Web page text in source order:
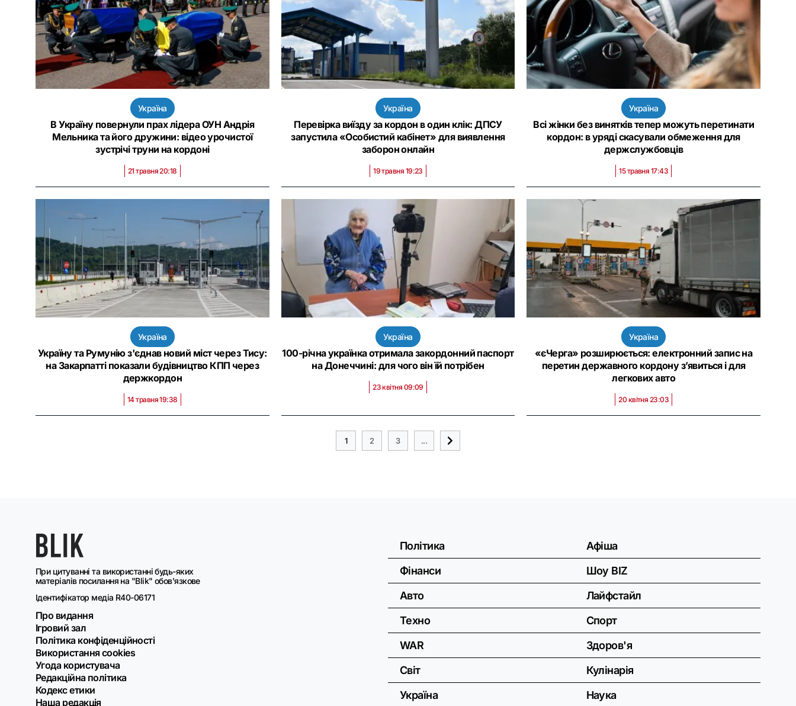
Україна
В Україну повернули прах лідера ОУН Андрія
Мельника та його дружини: відео урочистої
зустрічі труни на кордоні
21 травня 20:18
Україна
Перевірка виїзду за кордон в один клік: ДПСУ
запустила «Особистий кабінет» для виявлення
заборон онлайн
19 травня 19:23
Україна
Всі жінки без винятків тепер можуть перетинати
кордон: в уряді скасували обмеження для
держслужбовців
15 травня 17:43
Україна
Україну та Румунію з'єднав новий міст через Тису:
на Закарпатті показали будівництво КПП через
держкордон
14 травня 19:38
Україна
100-річна українка отримала закордонний паспорт
на Донеччині: для чого він їй потрібен
23 квітня 09:09
Україна
«єЧерга» розширюється: електронний запис на
перетин державного кордону з’явиться і для
легкових авто
20 квітня 23:03
1 2 3 ...
При цитуванні та використанні будь-яких
матеріалів посилання на "Blik" обов'язкове
Ідентифікатор медіа R40-06171
Про видання
Ігровий зал
Політика конфіденційності
Використання cookies
Угода користувача
Редакційна політика
Кодекс етики
Наша редакція
Політика
Фінанси
Авто
Техно
WAR
Світ
Україна
Афіша
Шоу BIZ
Лайфстайл
Спорт
Здоров'я
Кулінарія
Наука